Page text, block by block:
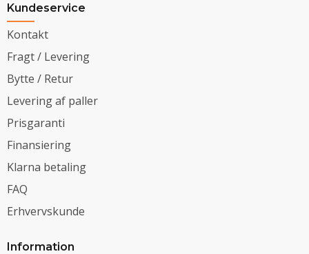
Kundeservice
Kontakt
Fragt / Levering
Bytte / Retur
Levering af paller
Prisgaranti
Finansiering
Klarna betaling
FAQ
Erhvervskunde
Information